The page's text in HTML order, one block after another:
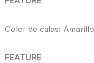
Color de calas: Amarillo
FEATURE